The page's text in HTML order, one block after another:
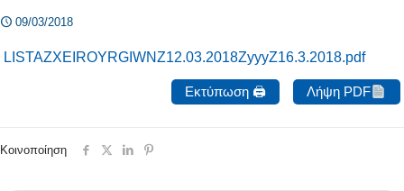
09/03/2018
LISTAZXEIROYRGIWNZ12.03.2018ZyyyZ16.3.2018.pdf
Εκτύπωση 🖨 Λήψη PDF
Κοινοποίηση